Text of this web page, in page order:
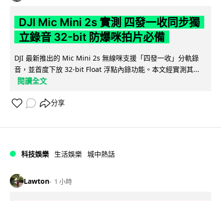
DJI Mic Mini 2s 實測 四發一收同步獨
立錄音 32-bit 防爆咪拍片必備
DJI 最新推出的 Mic Mini 2s 無線咪支援「四發一收」分軌錄
音，並首度下放 32-bit Float 浮點內錄功能。本文經實測其...
閱讀全文
分享
科技娛樂 生活娛樂 城中熱話
Lawton 1 小時